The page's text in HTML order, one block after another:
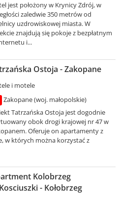
jest położony w Krynicy Zdrój, w
zaledwie 350 metrów od
uzdrowiskowej miasta. W
znajdują się pokoje z bezpłatnym
i...
Ostoja - Zakopane
i motele
Zakopane (woj. małopolskie)
Tatrzańska Ostoja jest dogodnie
obok drogi krajowej nr 47 w
Oferuje on apartamenty z
w których można korzystać z
Kolobrzeg
- Kołobrzeg